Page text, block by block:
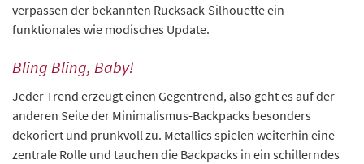
verpassen der bekannten Rucksack-Silhouette ein
funktionales wie modisches Update.
Bling Bling, Baby!
Jeder Trend erzeugt einen Gegentrend, also geht es auf der
anderen Seite der Minimalismus-Backpacks besonders
dekoriert und prunkvoll zu. Metallics spielen weiterhin eine
zentrale Rolle und tauchen die Backpacks in ein schillerndes